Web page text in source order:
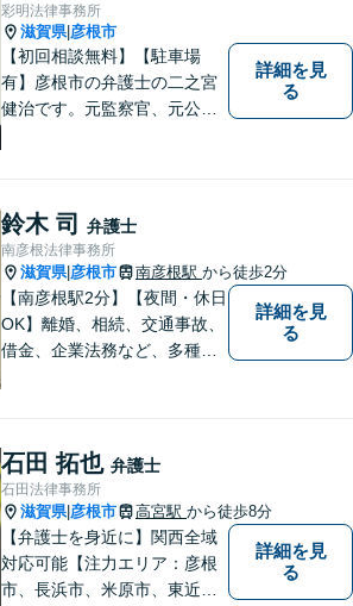
彩明法律事務所
滋賀県| 彦根市
【初回相談無料】【駐車場
有】彦根市の弁護士の二之宮
健治です。元監察官、元公務
トいたします。
詳細を見
る
鈴木 司 弁護士
南彦根法律事務所
滋賀県| 彦根市 南彦根駅 から徒歩2分
【南彦根駅2分】【夜間・休日
OK】離婚、相続、交通事故、
借金、企業法務など、多種多
をモットーに、皆様それぞれ
に合った解決を図ってまいり
ます。お気軽にご相談くださ
い。
詳細を見
る
石田 拓也 弁護士
石田法律事務所
滋賀県| 彦根市 高宮駅 から徒歩8分
【弁護士を身近に】関西全域
対応可能【注力エリア：彦根
市、長浜市、米原市、東近江
詳細を見
る